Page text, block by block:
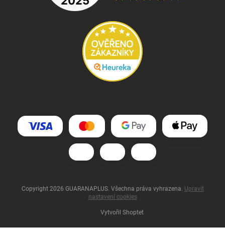
Vytvořil Shoptet
Copyright 2026 GUARANAPLUS. Všechna práva vyhrazena. Upravit
nastavení cookies